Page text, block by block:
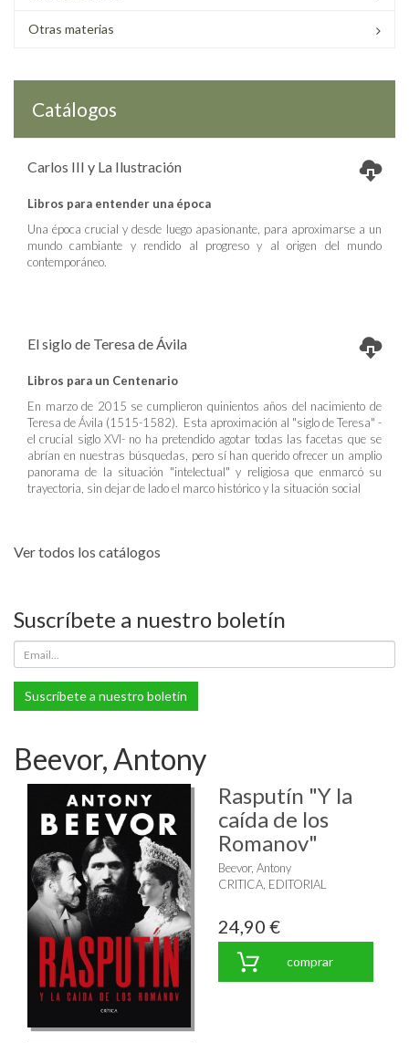
Otras materias
Catálogos
Carlos III y La Ilustración
Libros para entender una época
Una época crucial y desde luego apasionante, para aproximarse a un
mundo cambiante y rendido al progreso y al origen del mundo
contemporáneo.
El siglo de Teresa de Ávila
Libros para un Centenario
En marzo de 2015 se cumplieron quinientos años del nacimiento de
Teresa de Ávila (1515-1582). Esta aproximación al "siglo de Teresa" -
el crucial siglo XVI- no ha pretendido agotar todas las facetas que se
abrían en nuestras búsquedas, pero sí han querido ofrecer un amplio
panorama de la situación "intelectual" y religiosa que enmarcó su
trayectoria, sin dejar de lado el marco histórico y la situación social
Ver todos los catálogos
Suscríbete a nuestro boletín
Suscríbete a nuestro boletín
Beevor, Antony
Rasputín "Y la
caída de los
Romanov"
Beevor, Antony
CRITICA, EDITORIAL
24,90 €
comprar